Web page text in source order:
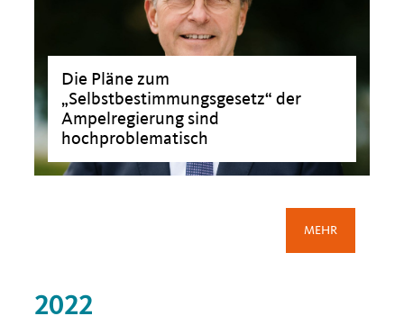
>
Die Pläne zum
Selbstbestimmungsgesetz“ der
Ampelregierung sind
hochproblematisch
MEHR
2022